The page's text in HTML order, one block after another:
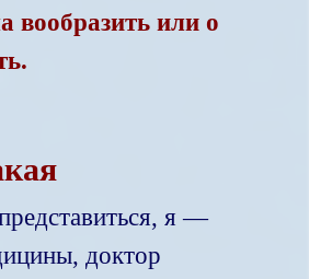
вообразить или о
я —
доктор